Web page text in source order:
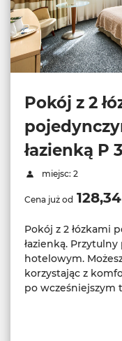
Pokój z 2
łazienką P
miejsc: 2
Cena już od
Pokój z 2 łózkami
łazienką.
hotelowym.
korzystając z
po wcześniejszym